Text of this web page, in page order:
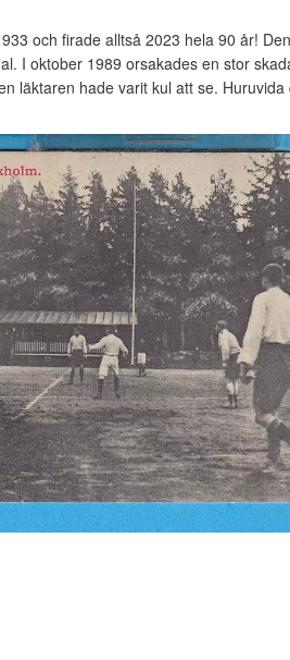
och firade alltså 2023 hela 90 år!
I oktober 1989 orsakades en stor
läktaren hade varit kul att se.